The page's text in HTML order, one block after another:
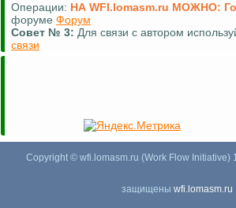
Операции: НА WFI.lomasm.ru МОЖНО:
форуме Форум
Совет № 3: Для связи с автором
связи
Copyright © wfi.lomasm.ru (Work Flow Initiative)
защищены wfi.lomasm.ru